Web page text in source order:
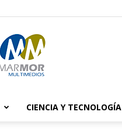
CIENCIA Y TECNOLOGÍA